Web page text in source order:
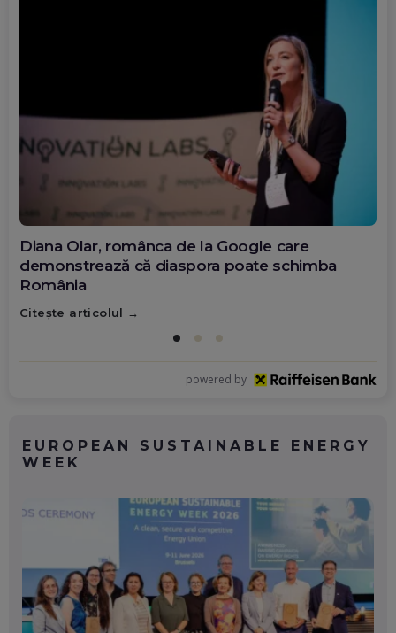
Diana Olar, românca de la Google care
demonstrează că diaspora poate schimba
România
Citește articolul
powered by
EUROPEAN SUSTAINABLE ENERGY
WEEK